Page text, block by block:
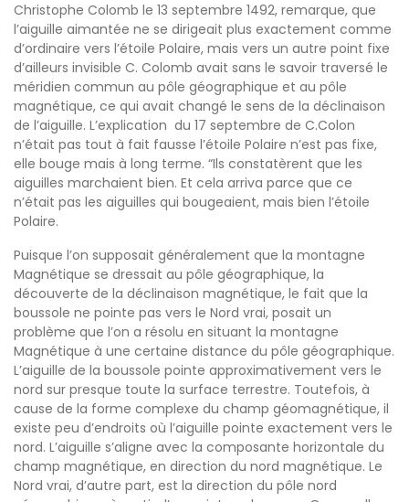
Christophe Colomb le 13 septembre 1492, remarque, que
l’aiguille aimantée ne se dirigeait plus exactement comme
d’ordinaire vers l’étoile Polaire, mais vers un autre point fixe
d’ailleurs invisible C. Colomb avait sans le savoir traversé le
méridien commun au pôle géographique et au pôle
magnétique, ce qui avait changé le sens de la déclinaison
de l’aiguille. L’explication du 17 septembre de C.Colon
n’était pas tout à fait fausse l’étoile Polaire n’est pas fixe,
elle bouge mais à long terme. “Ils constatèrent que les
aiguilles marchaient bien. Et cela arriva parce que ce
n’était pas les aiguilles qui bougeaient, mais bien l’étoile
Polaire.
Puisque l’on supposait généralement que la montagne
Magnétique se dressait au pôle géographique, la
découverte de la déclinaison magnétique, le fait que la
boussole ne pointe pas vers le Nord vrai, posait un
problème que l’on a résolu en situant la montagne
Magnétique à une certaine distance du pôle géographique.
L’aiguille de la boussole pointe approximativement vers le
nord sur presque toute la surface terrestre. Toutefois, à
cause de la forme complexe du champ géomagnétique, il
existe peu d’endroits où l’aiguille pointe exactement vers le
nord. L’aiguille s’aligne avec la composante horizontale du
champ magnétique, en direction du nord magnétique. Le
Nord vrai, d’autre part, est la direction du pôle nord